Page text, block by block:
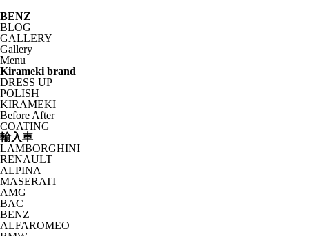
BENZ
BLOG
GALLERY
Gallery
Menu
Kirameki brand
DRESS UP
POLISH
KIRAMEKI
Before After
COATING
輸入車
LAMBORGHINI
RENAULT
ALPINA
MASERATI
AMG
BAC
BENZ
ALFAROMEO